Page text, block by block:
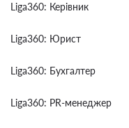
Liga360: Керівник
Liga360: Юрист
Liga360: Бухгалтер
Liga360: PR-менеджер